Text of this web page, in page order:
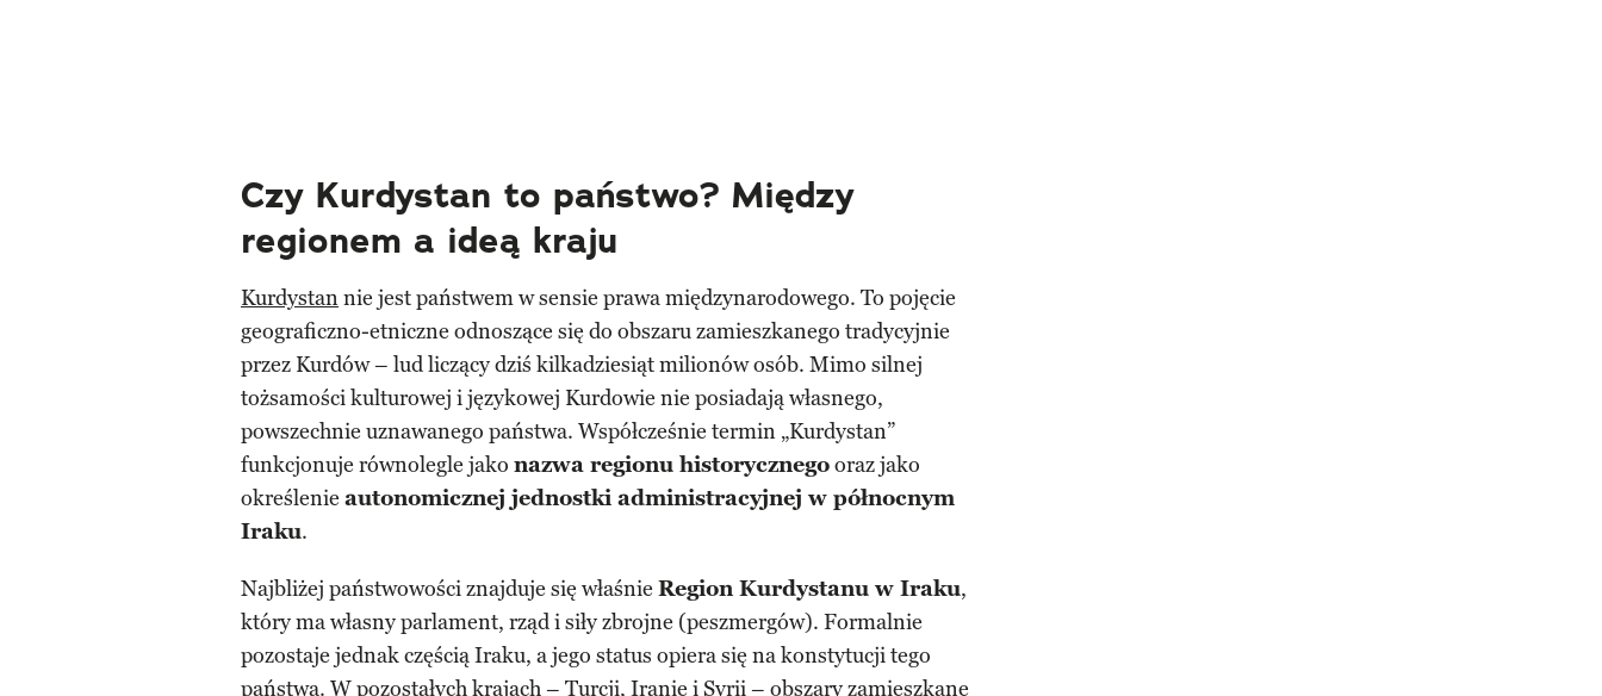
Czy Kurdystan to państwo? Między
regionem a ideą kraju
Kurdystannie jest państwem w sensie prawa międzynarodowego. To pojęcie
geograficzno-etniczne odnoszące się do obszaru zamieszkanego tradycyjnie
przez Kurdów – lud liczący dziś kilkadziesiąt milionów osób. Mimo silnej
tożsamości kulturowej i językowej Kurdowie nie posiadają własnego,
powszechnie uznawanego państwa. Współcześnie termin „Kurdystan”
funkcjonuje równolegle jako nazwa regionu historycznegooraz jako
określenie autonomicznej jednostki administracyjnej w północnym
Iraku.
Najbliżej państwowości znajduje się właśnie Region Kurdystanu w Iraku,
który ma własny parlament, rząd i siły zbrojne (peszmergów). Formalnie
pozostaje jednak częścią Iraku, a jego status opiera się na konstytucji tego
państwa. W pozostałych krajach – Turcji, Iranie i Syrii – obszary zamieszkane